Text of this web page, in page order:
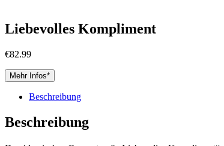
Liebevolles Kompliment
€82.99
Mehr Infos*
Beschreibung
Beschreibung